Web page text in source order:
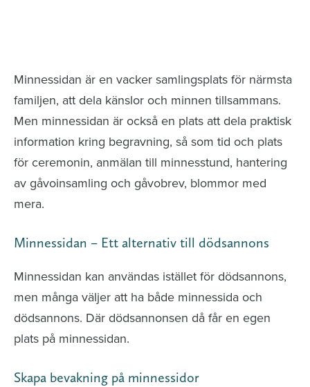
Minnessidan är en vacker samlingsplats för närmsta
familjen, att dela känslor och minnen tillsammans.
Men minnessidan är också en plats att dela praktisk
information kring begravning, så som tid och plats
för ceremonin, anmälan till minnesstund, hantering
av gåvoinsamling och gåvobrev, blommor med
mera.
Minnessidan – Ett alternativ till dödsannons
Minnessidan kan användas istället för dödsannons,
men många väljer att ha både minnessida och
dödsannons. Där dödsannonsen då får en egen
plats på minnessidan.
Skapa bevakning på minnessidor